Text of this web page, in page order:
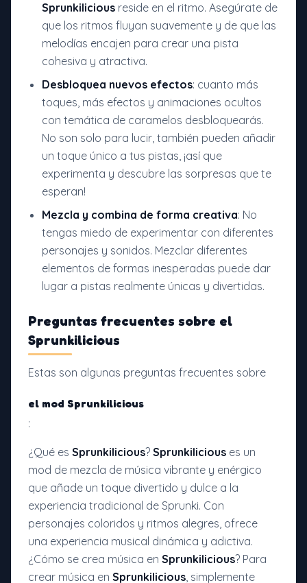
Sprunkilicious reside en el ritmo. Asegúrate de
que los ritmos fluyan suavemente y de que las
melodías encajen para crear una pista
cohesiva y atractiva.
Desbloquea nuevos efectos: cuanto más
toques, más efectos y animaciones ocultos
con temática de caramelos desbloquearás.
No son solo para lucir, también pueden añadir
un toque único a tus pistas, ¡así que
experimenta y descubre las sorpresas que te
esperan!
Mezcla y combina de forma creativa: No
tengas miedo de experimentar con diferentes
personajes y sonidos. Mezclar diferentes
elementos de formas inesperadas puede dar
lugar a pistas realmente únicas y divertidas.
Preguntas frecuentes sobre el
Sprunkilicious
Estas son algunas preguntas frecuentes sobre
el mod Sprunkilicious
:
¿Qué es Sprunkilicious? Sprunkilicious es un
mod de mezcla de música vibrante y enérgico
que añade un toque divertido y dulce a la
experiencia tradicional de Sprunki. Con
personajes coloridos y ritmos alegres, ofrece
una experiencia musical dinámica y adictiva.
¿Cómo se crea música en Sprunkilicious? Para
crear música en Sprunkilicious, simplemente